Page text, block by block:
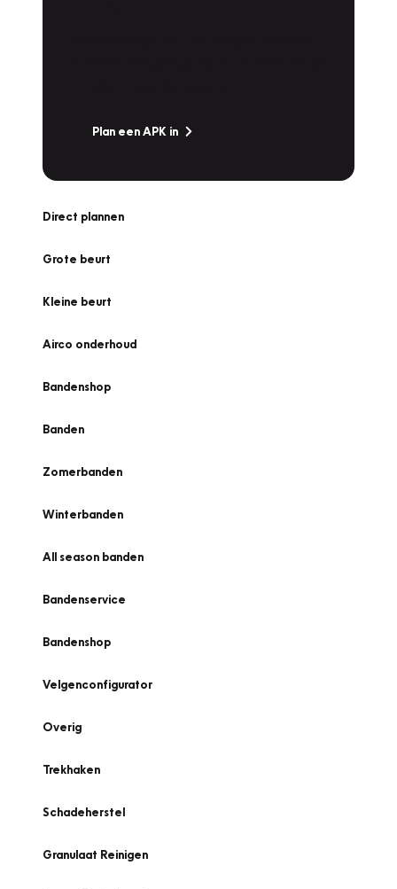
Plan een APK in
Direct plannen
Grote beurt
Kleine beurt
Airco onderhoud
Bandenshop
Banden
Zomerbanden
Winterbanden
All season banden
Bandenservice
Bandenshop
Velgenconfigurator
Overig
Trekhaken
Schadeherstel
Granulaat Reinigen